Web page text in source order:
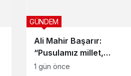
Ali Mahir Başarır:
“Pusulamız millet,
rotamız iktidar”
GÜNDEM
1 gün önce